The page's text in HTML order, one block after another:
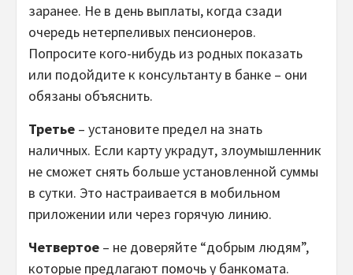
заранее. Не в день выплаты, когда сзади
очередь нетерпеливых пенсионеров.
Попросите кого-нибудь из родных показать
или подойдите к консультанту в банке – они
обязаны объяснить.
Третье – установите предел на знать
наличных. Если карту украдут, злоумышленник
не сможет снять больше установленной суммы
в сутки. Это настраивается в мобильном
приложении или через горячую линию.
Четвертое – не доверяйте “добрым людям”,
которые предлагают помочь у банкомата.